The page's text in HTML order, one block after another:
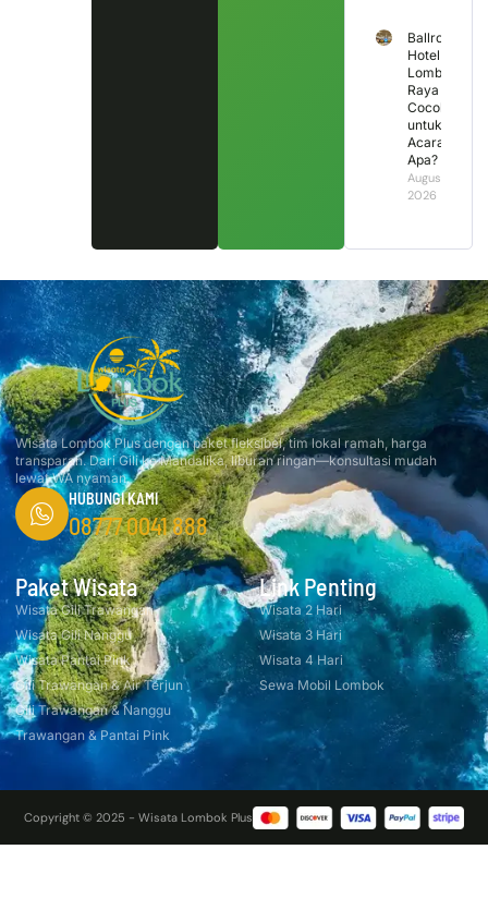
Ballroom
Hotel
Lombok
Raya
Cocok
untuk
Acara
Apa?
August 3,
2026
Wisata Lombok Plus dengan paket fleksibel, tim lokal ramah, harga
transparan. Dari Gili ke Mandalika, liburan ringan—konsultasi mudah
lewat WA nyaman.
HUBUNGI KAMI
08777 0041 888
Paket Wisata
Wisata Gili Trawangan
Wisata Gili Nanggu
Wisata Pantai Pink
Gili Trawangan & Air Terjun
Gili Trawangan & Nanggu
Trawangan & Pantai Pink
Link Penting
Wisata 2 Hari
Wisata 3 Hari
Wisata 4 Hari
Sewa Mobil Lombok
Copyright © 2025 - Wisata Lombok Plus